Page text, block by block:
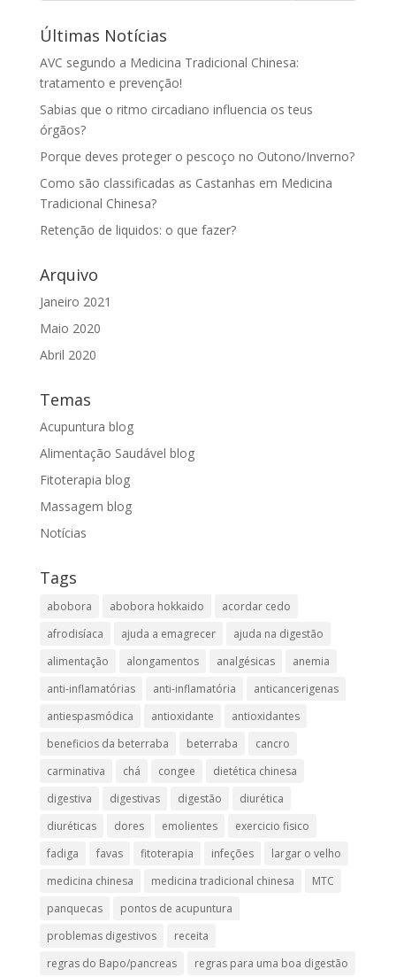
Últimas Notícias
AVC segundo a Medicina Tradicional Chinesa:
tratamento e prevenção!
Sabias que o ritmo circadiano influencia os teus
órgãos?
Porque deves proteger o pescoço no Outono/Inverno?
Como são classificadas as Castanhas em Medicina
Tradicional Chinesa?
Retenção de liquidos: o que fazer?
Arquivo
Janeiro 2021
Maio 2020
Abril 2020
Temas
Acupuntura blog
Alimentação Saudável blog
Fitoterapia blog
Massagem blog
Notícias
Tags
abobora abobora hokkaido
acordar cedo
afrodisíaca
ajuda a emagrecer
ajuda na digestão
alimentação
alongamentos analgésicas
anemia
anti-inflamatórias
anti-inflamatória​
anticancerigenas
antiespasmódica
antioxidante
antioxidantes
beneficios da beterraba
beterraba
cancro
carminativa
chá congee
dietética chinesa
digestiva
digestivas digestão
diurética
diuréticas​
dores emolientes
exercicio fisico
fadiga
favas fitoterapia infeções
largar o velho
medicina chinesa
medicina tradicional chinesa
MTC
panquecas
pontos de acupuntura
problemas digestivos
receita
regras do Bapo/pancreas
regras para uma boa digestão